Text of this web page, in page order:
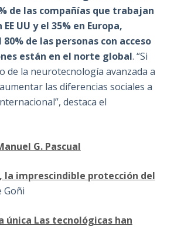
de las compañías que trabajan
UU y el 35% en Europa,
de las personas con acceso
están en el norte global. “Si
de la neurotecnología avanzada a
las diferencias sociales a
destaca el
G. Pascual
la imprescindible protección del
Goñi
única Las tecnológicas han